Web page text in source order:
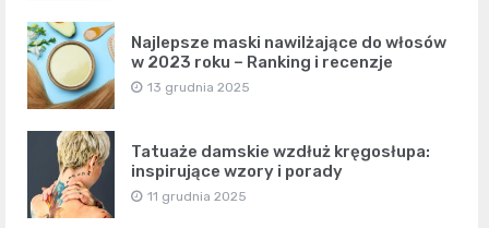
Najlepsze maski nawilżające do włosów
w 2023 roku – Ranking i recenzje
13 grudnia 2025
Tatuaże damskie wzdłuż kręgosłupa:
inspirujące wzory i porady
11 grudnia 2025